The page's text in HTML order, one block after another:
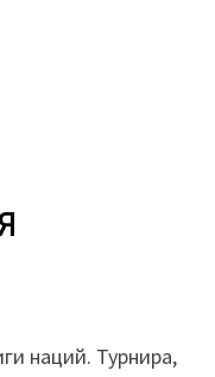
наций. Турнира,